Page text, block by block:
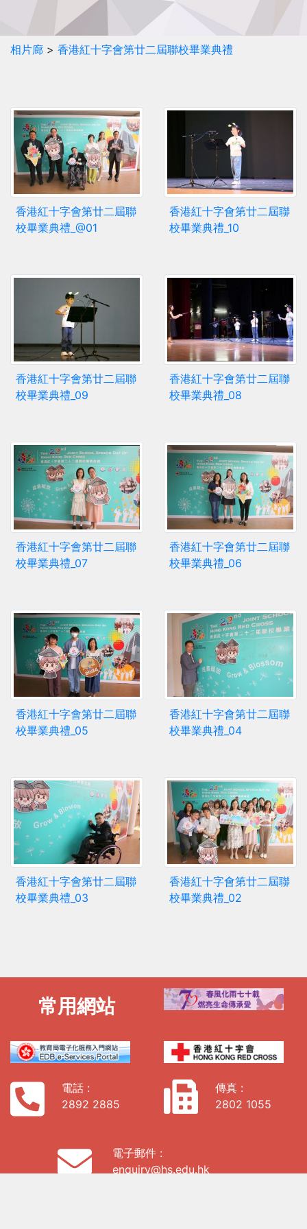
相片廊 > 香港紅十字會第廿二屆聯校畢業典禮
香港紅十字會第廿二屆聯
校畢業典禮_@01
香港紅十字會第廿二屆聯
校畢業典禮_10
香港紅十字會第廿二屆聯
校畢業典禮_09
香港紅十字會第廿二屆聯
校畢業典禮_08
香港紅十字會第廿二屆聯
校畢業典禮_07
香港紅十字會第廿二屆聯
校畢業典禮_06
香港紅十字會第廿二屆聯
校畢業典禮_05
香港紅十字會第廿二屆聯
校畢業典禮_04
香港紅十字會第廿二屆聯
校畢業典禮_03
香港紅十字會第廿二屆聯
校畢業典禮_02
常用網站
電話 :
2892 2885
傳真 :
2802 1055
電子郵件 :
enquiry@hs.edu.hk